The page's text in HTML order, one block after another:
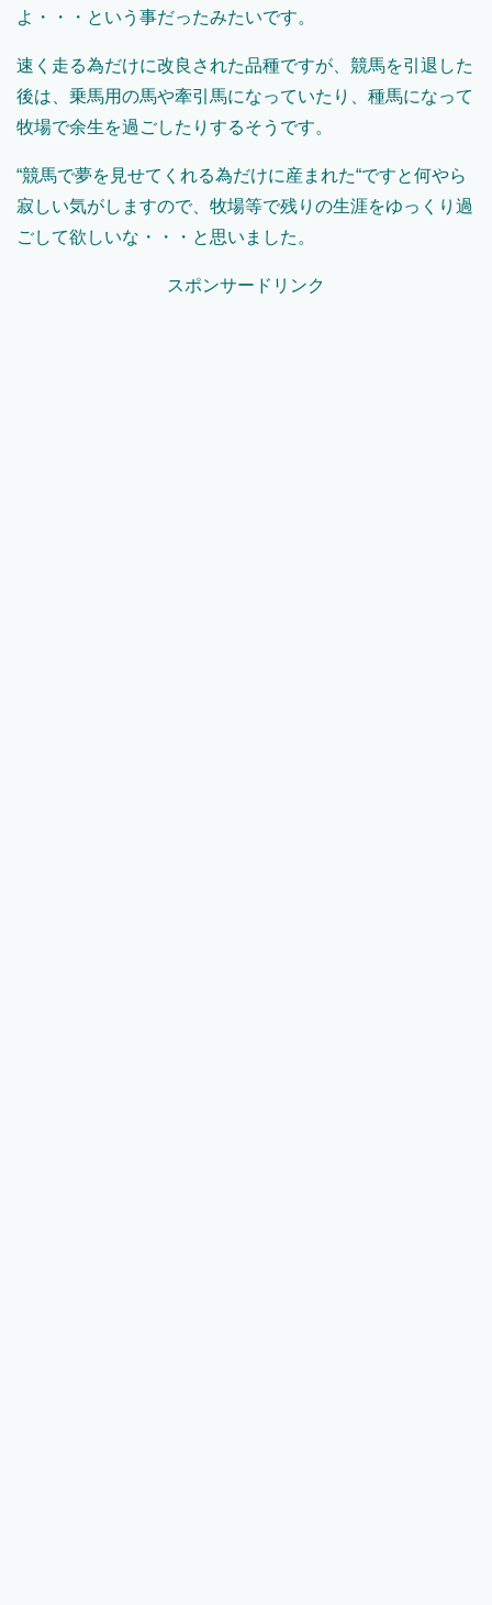
よ・・・という事だったみたいです。
速く走る為だけに改良された品種ですが、競馬を引退した
後は、乗馬用の馬や牽引馬になっていたり、種馬になって
牧場で余生を過ごしたりするそうです。
“競馬で夢を見せてくれる為だけに産まれた“ですと何やら
寂しい気がしますので、牧場等で残りの生涯をゆっくり過
ごして欲しいな・・・と思いました。
スポンサードリンク